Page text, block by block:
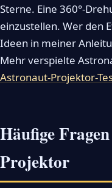
Sterne. Eine 360°-
einzustellen. Wer den
Ideen in meiner
Mehr verspielte
Astronaut-Projektor-
Häufige
Projektor